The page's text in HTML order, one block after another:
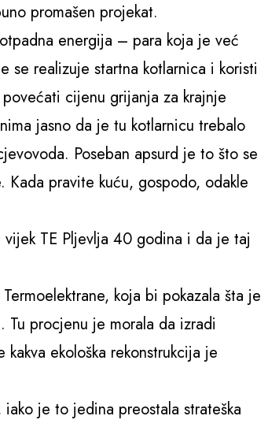
promašen projekat.
energija – para koja je već
se realizuje startna kotlarnica i koristi
cijenu grijanja za krajnje
jasno da je tu kotlarnicu trebalo
Poseban apsurd je to što se
Kada pravite kuću, gospodo, odakle
vijek TE Pljevlja 40 godina i da je taj
koja bi pokazala šta je
Tu procjenu je morala da izradi
ekološka rekonstrukcija je
iako je to jedina preostala strateška